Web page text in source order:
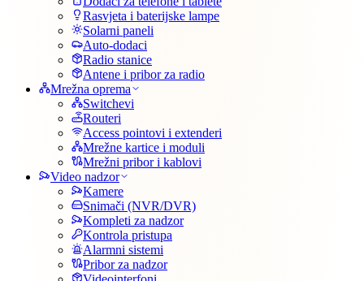
Rasvjeta i baterijske lampe
Solarni paneli
Auto-dodaci
Radio stanice
Antene i pribor za radio
Mrežna oprema
Switchevi
Routeri
Access pointovi i extenderi
Mrežne kartice i moduli
Mrežni pribor i kablovi
Video nadzor
Kamere
Snimači (NVR/DVR)
Kompleti za nadzor
Kontrola pristupa
Alarmni sistemi
Pribor za nadzor